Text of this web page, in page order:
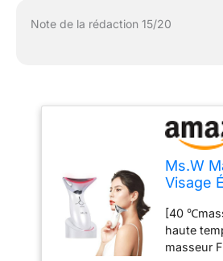
Note de la rédaction 15/20
Ms.W
Visage
La
Serrage
[40
haute
masseur